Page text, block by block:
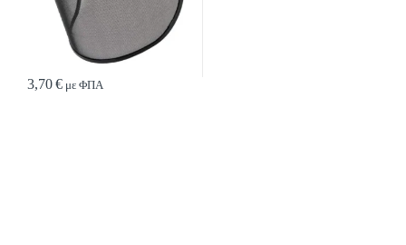
3,70€ με ΦΠΑ